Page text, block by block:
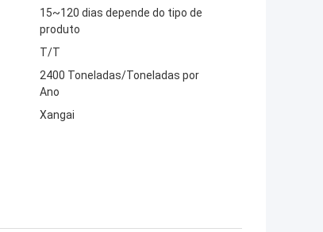
15~120 dias depende do tipo de
produto
T/T
2400 Toneladas/Toneladas por
Ano
Xangai